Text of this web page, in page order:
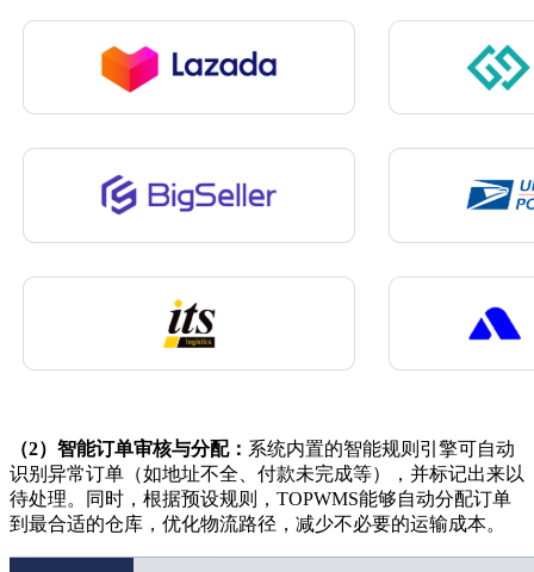
（2） 智能订单审核与分配： 系统内置的智能规则引擎可自动
识别异常订单（如地址不全、付款未完成等），并标记出来以
待处理。同时，根据预设规则， TOPWMS能够自动分配订单
到最合适的仓库，优化物流路径，减少不必要的运输成本。